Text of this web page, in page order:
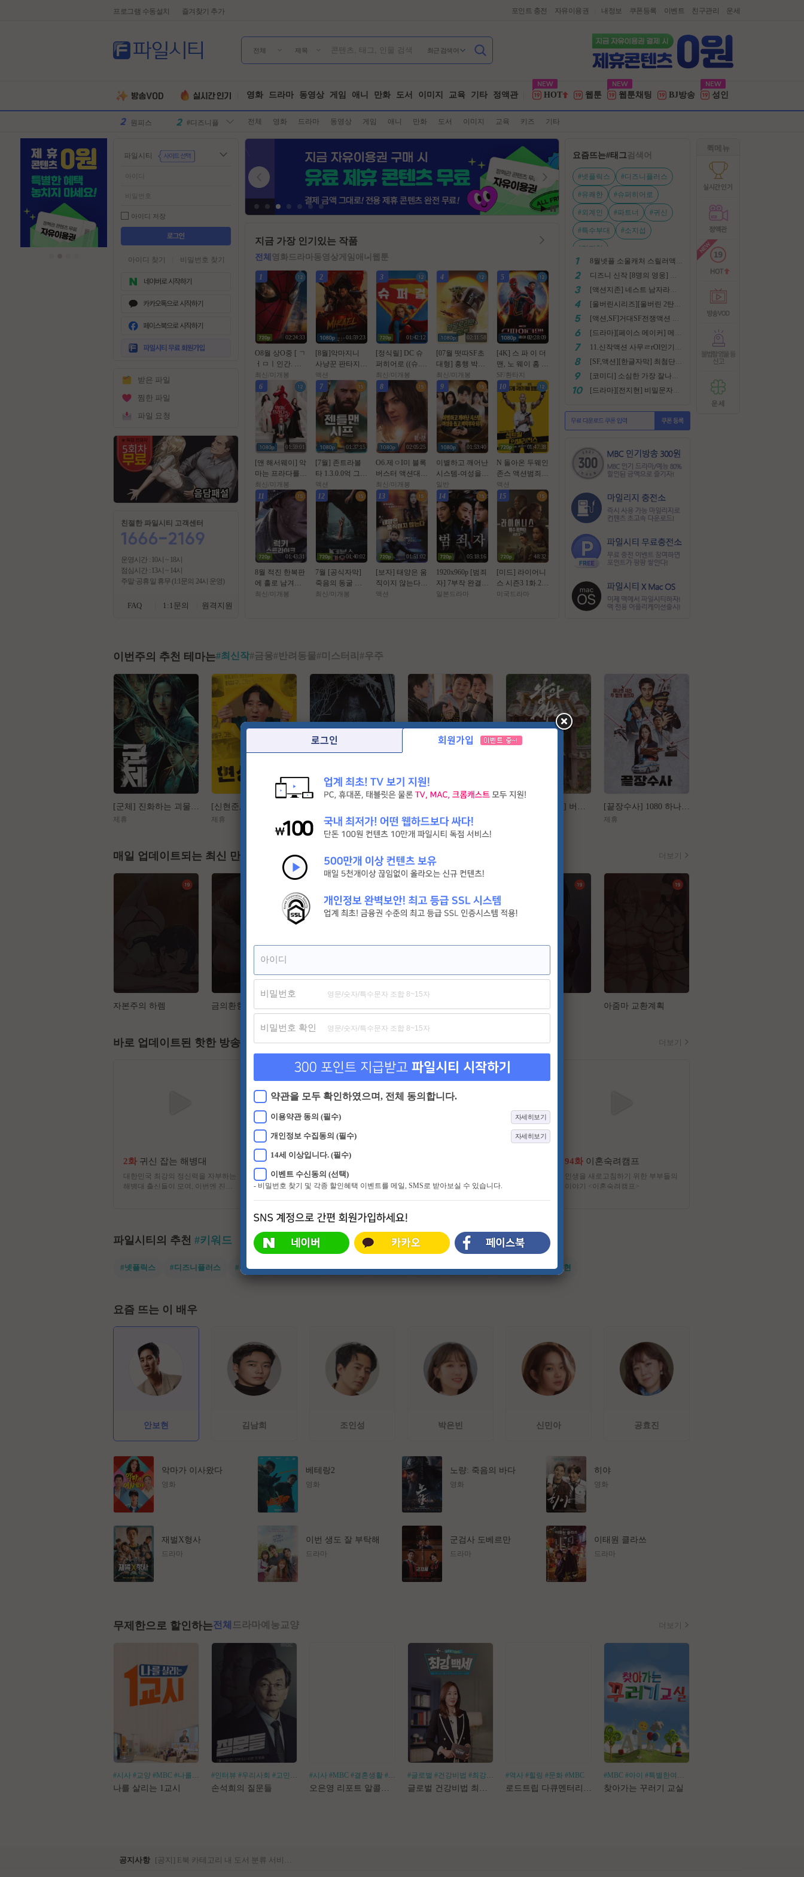
프로그램 수동설치 즐겨찾기 추가 포인트 충전 자유이용권 내정보 쿠폰등록 이벤트 친구관리 운세
퀵메뉴
전체 제목 최근 검색어
영화 드라마 동영상 게임 애니 만화 도서 이미지 교육 기타 정액관 HOT 웹툰 웹툰채팅 BJ방송 성인
러스
스파이더맨 #유쾌한
로
만달로리안 #외계인
동궁
다를입는다
디스클로저
데이
#소지섭
유부녀킬러 #전지현
군체 #넷플릭스
전체 영화 드라마 동영상 게임 애니 만화 도서 이미지 교육 키즈 기타
파일시티
아이디 저장
아이디 찾기 비밀번호 찾기
가
입
받은 파일
찜한 파일
파일 요청
친절한 파일시티 고객센터
운영시간 : 10시 ~ 18시
점심시간 : 13시 ~ 14시
주말·공휴일 휴무 (1:1문의 24시 운영)
FAQ 1:1문의 원격지원
지금 가장 인기있는 작품
전체 영화드라마동영상게임 애니 웹툰
1
02:24:33
O8월 상O중 [ ㄱ
ㅓㅁㅣ인간. 브
랜뉴데이 ] 톰홀
랜드 - CAM 버
전. 공식자막
최신/미개봉
2
01:59:23
[8월]악마지니
사냥꾼 판타지액
션[ 미카엘 두 차
원의 헌터 ]완벽
자막
액션
3
01:42:12
[정식릴] DC 슈
퍼히어로 ((슈.
퍼.걸)) 1080p 5.1
공식자막
최신/미개봉
4
02:11:58
[07월 떳따SF초
대형] 흥행 박스1
위 [초대형SF대
작영화] [스워즈]
1080공식자막
최신/미개봉
5
02:28:09
[4K] 스 파 이 더
맨, 노 웨이 홈 (2
021년 작품)
SF/환타지
6
01:59:01
[앤 해서웨이] 악
마는 프라다를
입는다 2. 2026 (2
0년 만의 속편)
최신/미개봉
7
01:37:15
[7월] 존트라볼
타 1.3.0.0억 그림
을 훔쳐라 [ 젠틀
맨 시프 ]완벽자
액션
8
02:05:25
O6.제ㅇI미 블록
버스터 액션대작
[ 핫 트 오 브 스
턴 ] 공식자막 초
고화질 FHD 5.1
최신/미개봉
9
01:53:40
이별하고 깨어난
시스템-여성을
돕고 벼락부자
되기 시즌1 - 더
빙 2026 E01-E70
1920p WEB-DL.
AAC.H264-Gam
Dong
일반
10
01:47:38
N 돌아온 두웨인
존스 액션범죄 [
쎈투럴 잉텔ㄹ1
전쑤 ] 공식자막
초고화질 FHD5.
액션
11
01:43:31
8월 적진 한복판
에 홀로 남겨진
미군 병사 [ 럭키
최신/미개봉
12
01:40:02
7월 [공식자막]
죽음의 동굴 목
숨 건 생존[ 데블
최신/미개봉
13
01:51:02
[보자] 태양은 움
직이지 않는다 1
1월
액션
14
05:18:16
1920x960p [범죄
자] 7부작 완결
타카하시 잇세이
일본드라마
15
48:32
[미드] 라이어니
스 시즌3 1화.202
6.1080p.한글자
미국드라마
요즘뜨는#태그검색어
#넷플릭스 #디즈니플러스
#유쾌한 #슈퍼히어로
#외계인 #파트너 #귀신
#특수부대 #소지섭
#전지현
[울버린시리즈][울버린 2탄] 더 울버린 확장판 완벽자막
[SF,액션][한글자막] 최첨단 미래특수부대 초대박 안봄후회함~ 진짜잼있어요 스샷 꼭보세요 1080
이번주의 추천 테마는#최신작#금융#반려동물#미스터리 #우주
제휴 제휴 제휴 제휴 제휴
매일 업데이트되는 최신 만화 더보기
자본주의 하렘 금의환향 아줌마 교환계획
바로 업데이트된 핫한 방송 더보기
2화 귀신 잡는 해병대
대한민국 최강의 정신력을 자부하는
해병대 출신들이 모여, 이번엔 진짜
여름 납량 오컬트 수색 버라이어티!
169화역전의 한방
드라마보다 더 드라마 같은 반전 인
생 추적 스토리 프로그램
이야기와 이색 명소에서 펼쳐지는 스
94화 이혼숙려캠프
인생을 새로고침하기 위한 부부들의
이야기 <이혼숙려캠프>
파일시티의 추천 #키워드
#넷플릭스 #디즈니플러스 #유쾌한 #슈퍼히어로 #외계인 #파트너 #귀신 #특수부대 #소지섭 #전지현
요즘 뜨는 이 배우
안보현 김남희 조인성 박은빈 신민아 공효진
악마가 이사왔다
영화
베테랑2
영화
노량: 죽음의 바다
영화
히야
영화
재벌X형사
드라마
이번 생도 잘 부탁해
드라마
군검사 도베르만
드라마
이태원 클라쓰
드라마
무제한으로 할인하는전체 드라마예능 교양 더보기
#시사 #교양 #MBC #나를살리는
나를 살리는 1교시
#인터뷰 #우리사회 #고민거리 #분야별
손석희의 질문들
#시사 #MBC #결혼생활 #알코올중독 #글로벌 #건강비법 #최강백세 #김경화
#역사 #힐링 #문화 #MBC #MBC #아이 #특별한여행
찾아가는 꾸러기 교실
공지사항
[공지] 사이트 내 장기 콘텐츠 정리 작업 진행
로그인 회원가입
아이디
비밀번호
비밀번호 확인
300 포인트 지급받고 파일시티 시작하기
약관을 모두 확인하였으며, 전체 동의합니다.
이용약관 동의 (필수) 자세히보기
개인정보 수집동의 (필수) 자세히보기
14세 이상입니다. (필수)
이벤트 수신동의 (선택)
- 비밀번호 찾기 및 각종 할인혜택 이벤트를 메일, SMS로 받아보실 수 있습니다.